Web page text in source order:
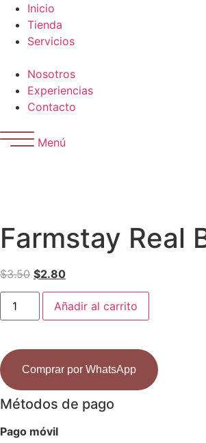
contenido
Inicio
Tienda
Servicios
Nosotros
Experiencias
Contacto
Menú
Farmstay Real
$3.50 El
precio
original
era:
$2.80El
precio
actual
es:
Farmstay
Real
Blueberry
cantidad
Añadir al carrito
Comprar por WhatsApp
Métodos de pago
Pago móvil